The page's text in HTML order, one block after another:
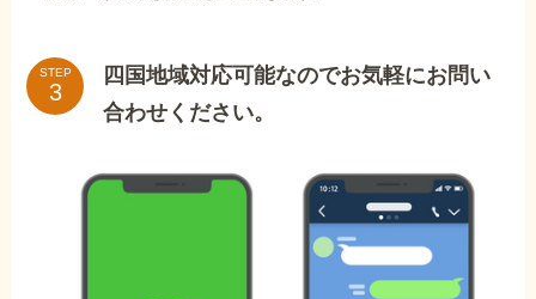
STEP
四国地域対応可能なのでお気軽にお問い
合わせください。